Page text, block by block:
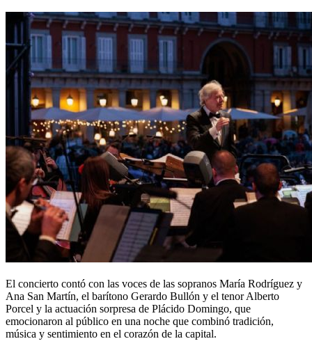
El concierto contó con las voces de las sopranos María Rodríguez y
Ana San Martín, el barítono Gerardo Bullón y el tenor Alberto
Porcel y la actuación sorpresa de Plácido Domingo, que
emocionaron al público en una noche que combinó tradición,
música y sentimiento en el corazón de la capital.